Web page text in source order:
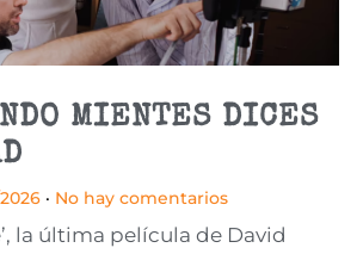
MIENTES DICES
No hay comentarios
la última película de David